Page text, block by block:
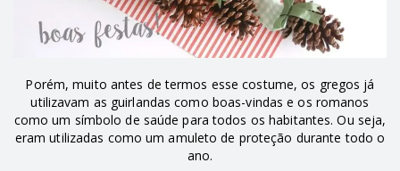
Porém, muito antes de termos esse costume, os gregos já
utilizavam as guirlandas como boas-vindas e os romanos
como um símbolo de saúde para todos os habitantes. Ou seja,
eram utilizadas como um amuleto de proteção durante todo o
ano.